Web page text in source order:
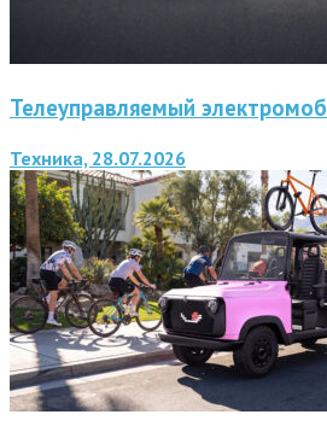
Телеуправляемый
Техника, 28.07.2026